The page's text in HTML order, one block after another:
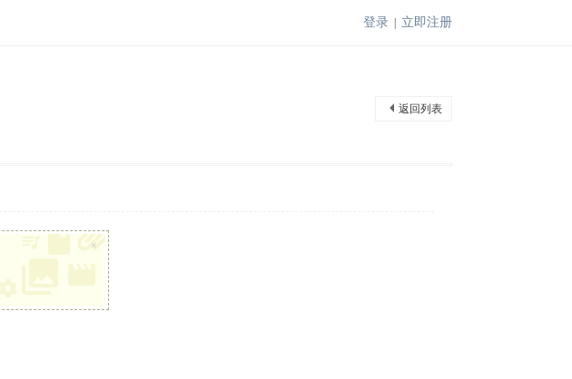
登录 立即注册
返回列表
×